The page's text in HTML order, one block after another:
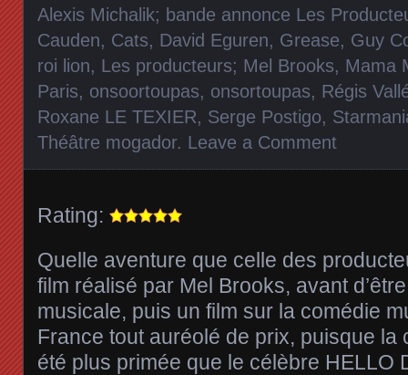
Alexis Michalik; bande annonce Les
Cauden, Cats, David Eguren, Grease, Guy
roi lion, Les producteurs; Mel Brooks, Mama
Paris, onsoortoupas, onsortoupas, Régis
Roxane LE TEXIER, Serge Postigo,
Théâtre mogador. Leave a Comment
Rating:
Quelle aventure que celle des
film réalisé par Mel Brooks, avant
musicale, puis un film sur la comédie
France tout auréolé de prix, puisque la
été plus primée que le célèbre HELLO